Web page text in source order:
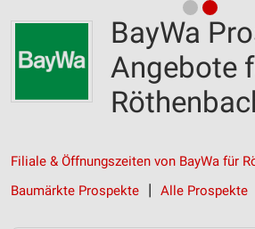
BayWa
Angebote
Filiale & Öffnungszeiten von BayWa für
Baumärkte Prospekte
Alle Prospekte